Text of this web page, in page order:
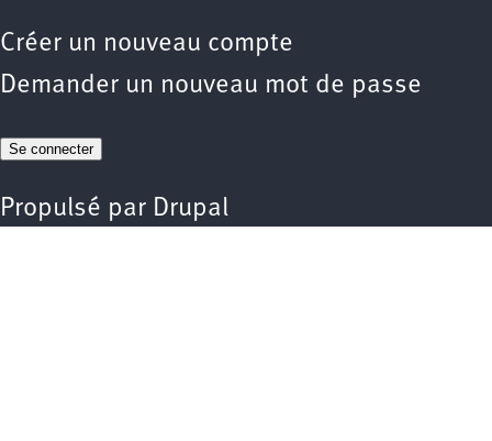
Créer un nouveau compte
Demander un nouveau mot de passe
Propulsé par Drupal